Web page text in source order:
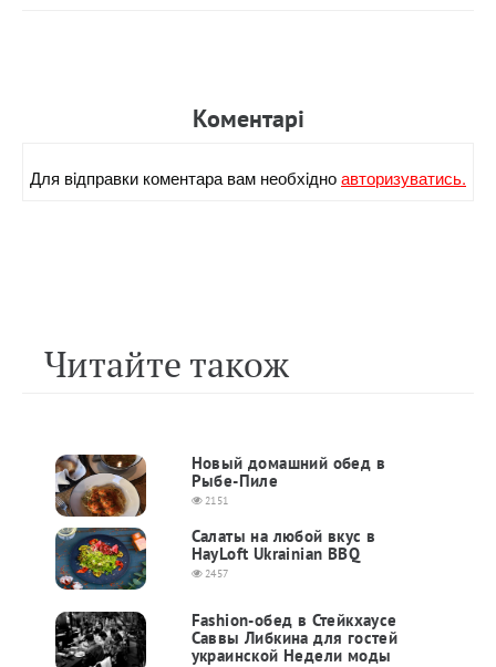
Коментарi
Для вiдправки коментара вам необхiдноавторизуватись.
Читайте також
Новый домашний обед в
Рыбе-Пиле
2151
Салаты на любой вкус в
HayLoft Ukrainian BBQ
2457
Fashion-обед в Стейкхаусе
Саввы Либкина для гостей
украинской Недели моды